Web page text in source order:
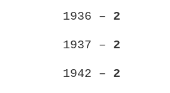
1936 – 2
1937 – 2
1942 – 2